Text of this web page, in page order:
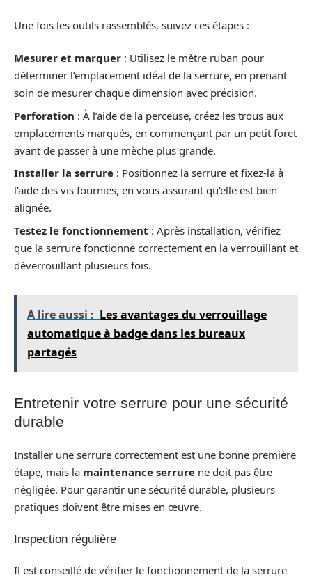
Une fois les outils rassemblés, suivez ces étapes :
Mesurer et marquer : Utilisez le mètre ruban pour
déterminer l’emplacement idéal de la serrure, en prenant
soin de mesurer chaque dimension avec précision.
Perforation : À l’aide de la perceuse, créez les trous aux
emplacements marqués, en commençant par un petit foret
avant de passer à une mèche plus grande.
Installer la serrure : Positionnez la serrure et fixez-la à
l’aide des vis fournies, en vous assurant qu’elle est bien
alignée.
Testez le fonctionnement : Après installation, vérifiez
que la serrure fonctionne correctement en la verrouillant et
déverrouillant plusieurs fois.
A lire aussi : Les avantages du verrouillage
automatique à badge dans les bureaux
partagés
Entretenir votre serrure pour une sécurité
durable
Installer une serrure correctement est une bonne première
étape, mais la maintenance serrure ne doit pas être
négligée. Pour garantir une sécurité durable, plusieurs
pratiques doivent être mises en œuvre.
Inspection régulière
Il est conseillé de vérifier le fonctionnement de la serrure